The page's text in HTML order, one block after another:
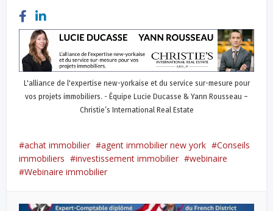
L'alliance de l'expertise new-yorkaise et du service sur-mesure pour
vos projets immobiliers. - Équipe Lucie Ducasse & Yann Rousseau –
Christie’s International Real Estate
achat immobilier agent immobilier new york
Conseils
immobiliers
investissement immobilier
webinaire
Webinaire immobilier